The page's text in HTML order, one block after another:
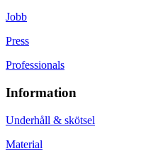
Jobb
Press
Professionals
Information
Underhåll & skötsel
Material